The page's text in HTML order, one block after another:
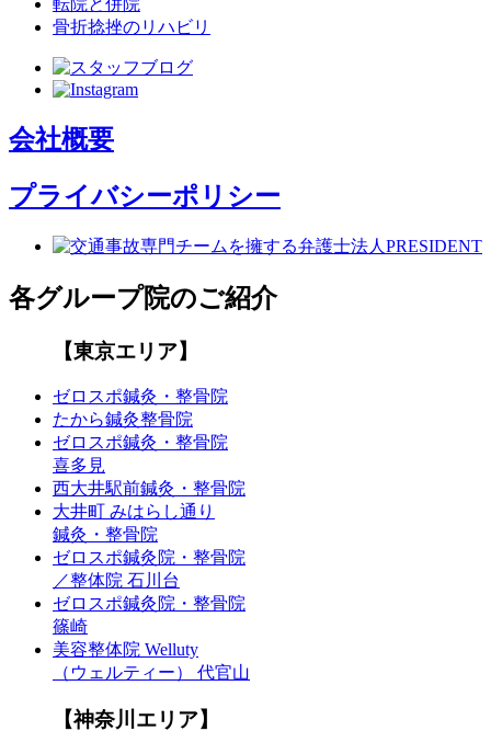
転院と併院
骨折捻挫のリハビリ
会社概要
プライバシーポリシー
各グループ院のご紹介
【東京エリア】
ゼロスポ鍼灸・整骨院
たから鍼灸整骨院
ゼロスポ鍼灸・整骨院
喜多見
西大井駅前鍼灸・整骨院
大井町 みはらし通り
鍼灸・整骨院
ゼロスポ鍼灸院・整骨院
／整体院 石川台
ゼロスポ鍼灸院・整骨院
篠崎
美容整体院 Welluty
（ウェルティー） 代官山
【神奈川エリア】